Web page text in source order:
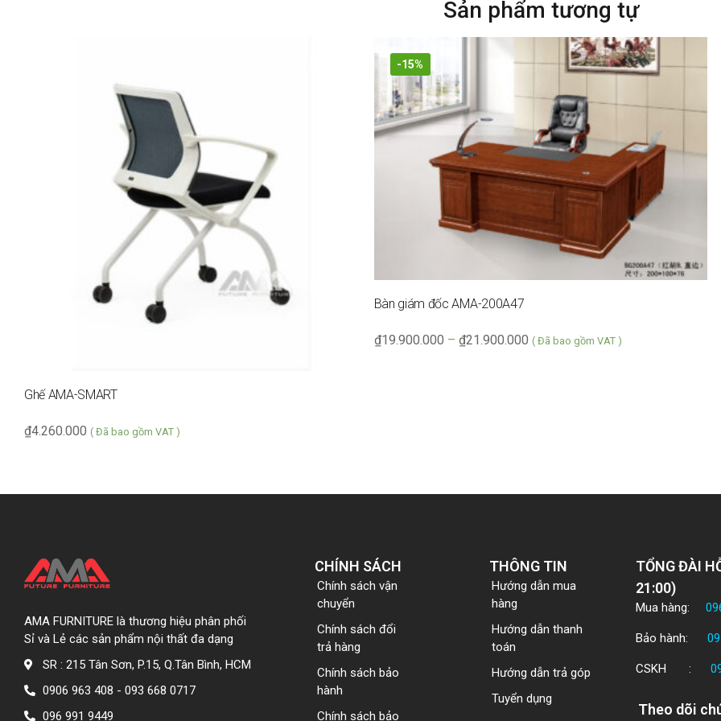
Sản phẩm tương tự
Ghế AMA-SMART
4.260.000
₫ ( Đã bao gồm VAT )
-15%
Bàn giám đốc AMA-200A47
19.900.000
₫ – 21.900.000
₫ ( Đã bao gồm VAT )
AMA FURNITURE là thương hiệu phân phối
Sỉ và Lẻ các sản phẩm nội thất đa dạng
SR : 215 Tân Sơn, P.15, Q.Tân Bình, HCM
0906 963 408 - 093 668 0717
096 991 9449
CHÍNH SÁCH
Chính sách vận
chuyển
Chính sách đổi
trả hàng
Chính sách bảo
hành
Chính sách bảo
THÔNG TIN
Hướng dẫn mua
hàng
Hướng dẫn thanh
toán
Hướng dẫn trả góp
Tuyển dụng
TỔNG ĐÀI
21:00)
Mua hàng:
Bảo hành:
CSKH :
Theo dõi